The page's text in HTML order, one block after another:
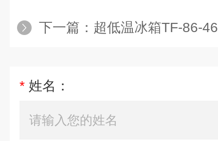
下一篇： 超低温冰箱TF-86-
* 姓名：